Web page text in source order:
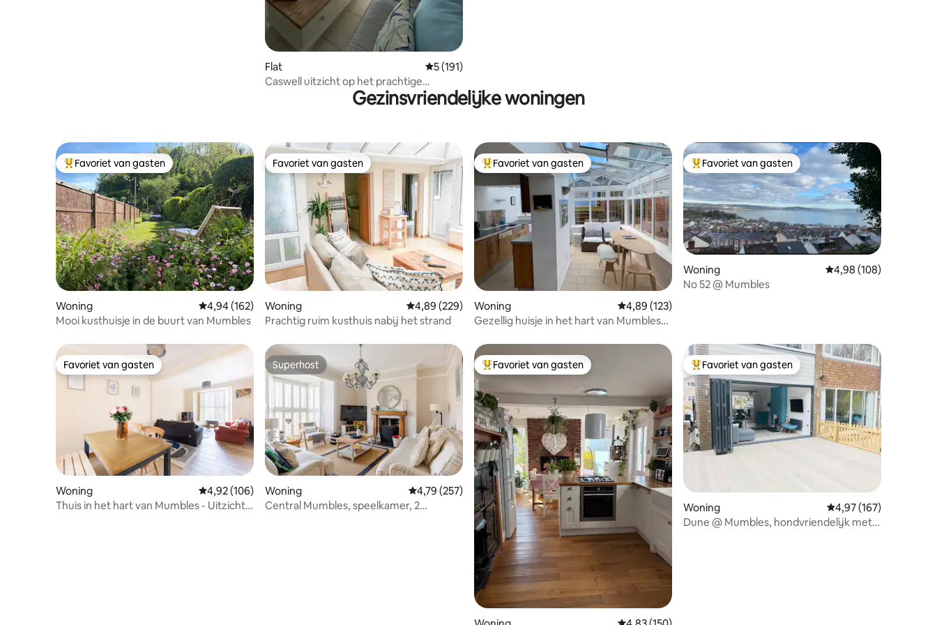
Flat Gemiddelde beoordeling van 5 op 5, 191 recensies
5 (191)
Caswell uitzicht op het prachtige
strandappartementGezinsvriendelijke woningen
Topfavoriet van gasten
Favoriet van gasten
Woning Gemiddelde beoordeling van 4,94 op 5, 162 recensies
4,94 (162)
Mooi kusthuisje in de buurt van Mumbles
Favoriet van gasten
Favoriet van gasten
Woning Gemiddelde beoordeling van 4,89 op 5, 229 recensies
4,89 (229)
Prachtig ruim kusthuis nabij het strand
Topfavoriet van gasten
Favoriet van gasten
Woning Gemiddelde beoordeling van 4,89 op 5, 123 recensies
4,89 (123)
Gezellig huisje in het hart van Mumbles
Topfavoriet van gasten
Favoriet van gasten
Woning Gemiddelde
4,98 (108)
No 52 @ Mumbles
Favoriet van gasten
Favoriet van gasten
Woning Gemiddelde beoordeling van 4,92 op 5, 106 recensies
4,92 (106)
Thuis in het hart van Mumbles - Uitzicht
Superhost
Superhost
Woning Gemiddelde beoordeling van 4,79 op 5, 257 recensies
4,79 (257)
Central Mumbles, speelkamer, 2
Topfavoriet van gasten
Favoriet van gasten Topfavoriet van gasten
Favoriet van gasten
Woning Gemiddelde
4,97 (167)
Dune @ Mumbles, hondvriendelijk met